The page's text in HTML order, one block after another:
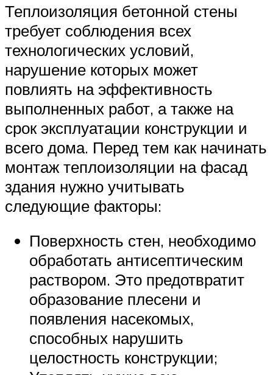
Теплоизоляция бетонной стены
требует соблюдения всех
технологических условий,
нарушение которых может
повлиять на эффективность
выполненных работ, а также на
срок эксплуатации конструкции и
всего дома. Перед тем как начинать
монтаж теплоизоляции на фасад
здания нужно учитывать
следующие факторы:
Поверхность стен, необходимо
обработать антисептическим
раствором. Это предотвратит
образование плесени и
появления насекомых,
способных нарушить
целостность конструкции;